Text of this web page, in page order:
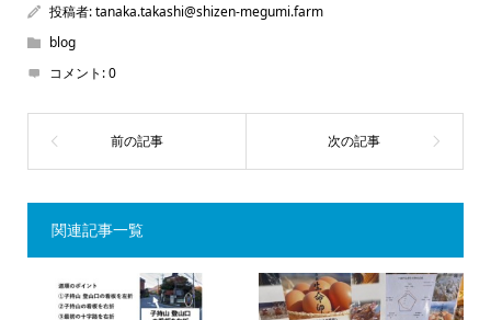
投稿者:tanaka.takashi@shizen-megumi.farm
blog
コメント:0
関連記事一覧